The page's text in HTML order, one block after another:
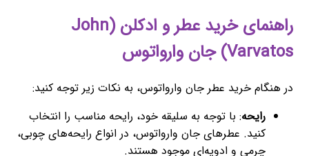
راهنمای خرید عطر و ادکلن (John
Varvatos) جان وارواتوس
در هنگام خرید عطر جان وارواتوس، به نکات زیر توجه کنید:
رایحه: با توجه به سلیقه خود، رایحه مناسب را انتخاب
کنید. عطرهای جان وارواتوس، در انواع رایحه‌های چوبی،
چرمی و ادویه‌ای موجود هستند.